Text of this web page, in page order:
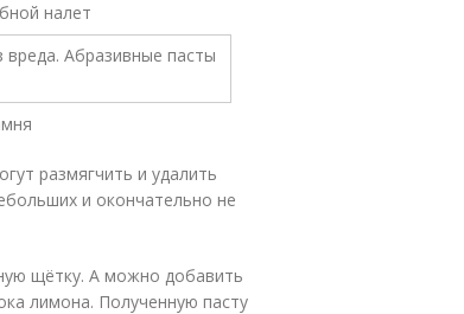
налет
размягчить и удалить
и окончательно не
щётку. А можно добавить
лимона. Полученную пасту